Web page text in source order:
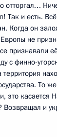
отторгал…
Так и есть.
Когда он
не
признавали
с финно-
То
это касается
Возвращал и